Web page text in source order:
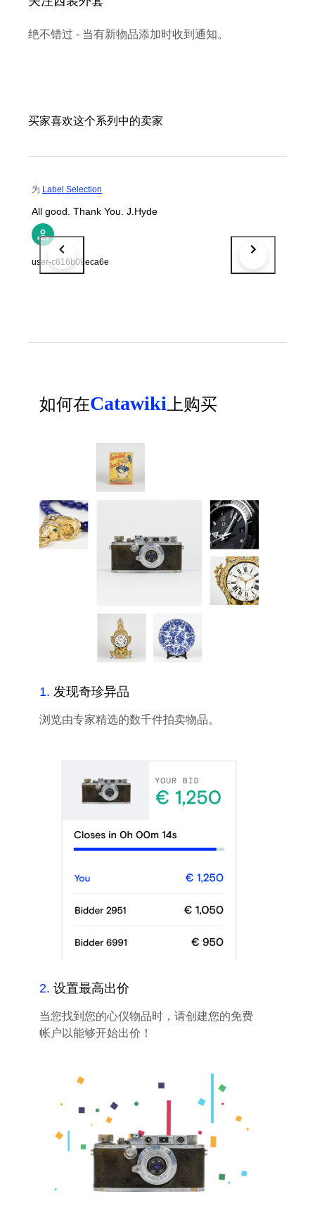
绝不错过 - 当有新物品添加时收到通知。
买家喜欢这个系列中的卖家
为 Label Selection
All good. Thank You. J.Hyde
user-c616b09eca6e
如何在Catawiki 上购买
1. 发现奇珍异品
浏览由专家精选的数千件拍卖物品。
2. 设置最高出价
当您找到您的心仪物品时，请创建您的免费
帐户以能够开始出价！